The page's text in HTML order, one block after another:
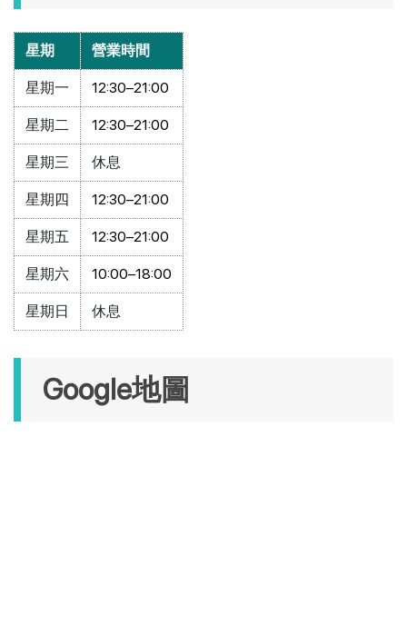
星期 營業時間
星期一 12:30–21:00
星期二 12:30–21:00
星期三 休息
星期四 12:30–21:00
星期五 12:30–21:00
星期六 10:00–18:00
星期日 休息
Google地圖